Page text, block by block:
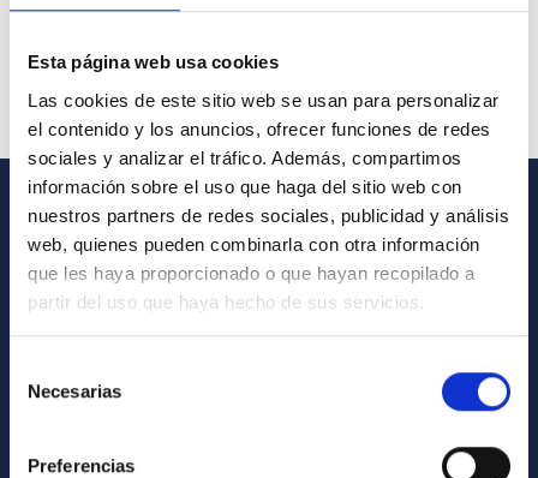
Esta página web usa cookies
Las cookies de este sitio web se usan para personalizar
el contenido y los anuncios, ofrecer funciones de redes
sociales y analizar el tráfico. Además, compartimos
información sobre el uso que haga del sitio web con
nuestros partners de redes sociales, publicidad y análisis
web, quienes pueden combinarla con otra información
que les haya proporcionado o que hayan recopilado a
partir del uso que haya hecho de sus servicios.
Necesarias
Preferencias
INFORMACIÓN GENERAL
Contacto
Biblioteca